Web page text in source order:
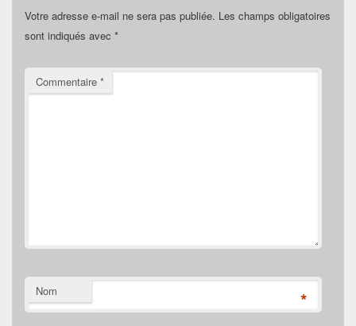
Votre adresse e-mail ne sera pas publiée. Les champs obligatoires
sont indiqués avec *
Commentaire *
Nom *